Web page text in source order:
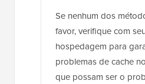
Se nenhum dos
favor, verifique com
hospedagem para
problemas de cache
que possam ser o